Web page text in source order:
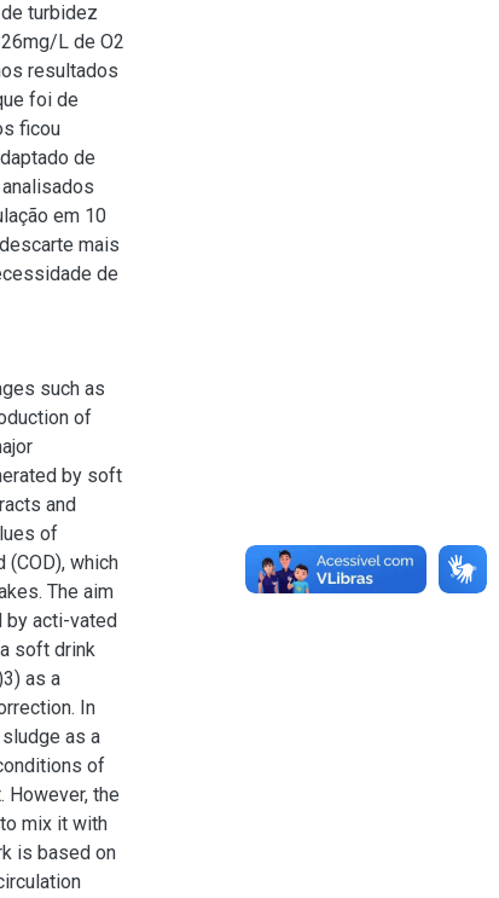
turbidez
L de O2
resultados
foi de
ficou
de
em 10
mais
de
such as
of
by soft
and
of
(COD), which
The aim
by acti-vated
soft drink
as a
In
as a
of
However, the
mix it with
is based on